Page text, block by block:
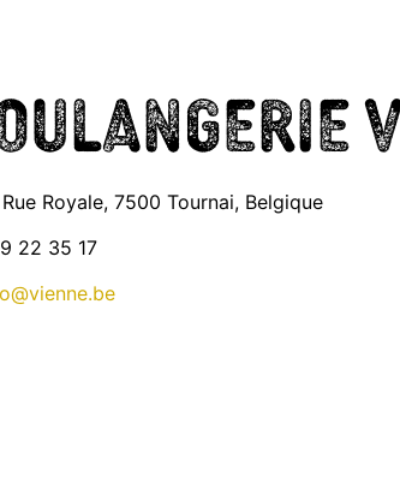
Rue Royale, 7500 Tournai, Belgique
22 35 17